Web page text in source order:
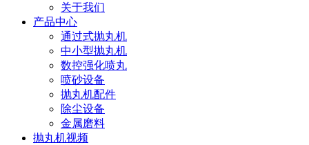
关于我们
产品中心
通过式抛丸机
中小型抛丸机
数控强化喷丸
喷砂设备
抛丸机配件
除尘设备
金属磨料
抛丸机视频